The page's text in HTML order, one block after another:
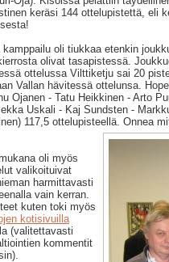
keräsi 144 ottelupistettä, eli
oli tiukkaa etenkin
olivat tasapistessä.
ottelussa Vilttiketju sai 20
Vallan hävitessä ottelunsa.
Ojanen - Tatu Heikkinen - Arto
Uskali - Kaj Sundsten -
117,5 ottelupisteellä. Onnea
oli myös
valikoituivat
harmittavasti
vain kerran.
kuten toki myös
kotisivuilla
(valitettavasti
kommentit